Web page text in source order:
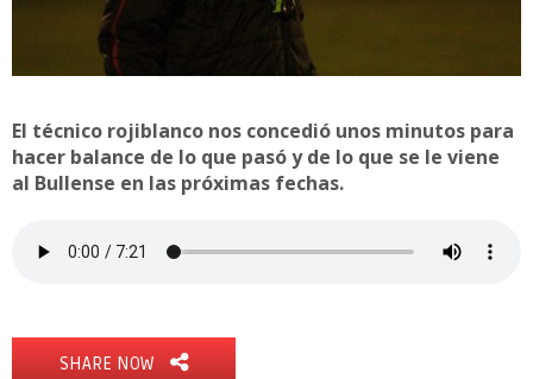
El técnico rojiblanco nos concedió unos minutos para
hacer balance de lo que pasó y de lo que se le viene
al Bullense en las próximas fechas.
SHARE NOW